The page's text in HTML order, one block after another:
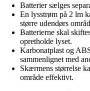
Batterier sælges
En lysstrøm på 2 lm
større udendørs
Batterierne skal
opretholde lyset.
Karbonatplast og
sammenlignet med
Skærmens størrelse
område effektivt.